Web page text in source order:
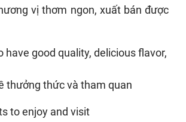
good quality, delicious flavor,
to enjoy and visit